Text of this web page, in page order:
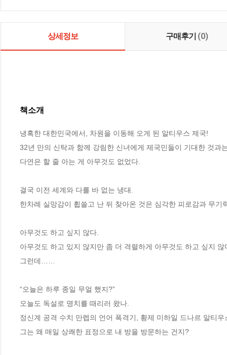
상세정보 구매후기 (0)
책소개
냉혹한 대한민국에서, 차원을 이동해 오게 된 알티우스 제국!
32년 만의 신탁과 함께 강림한 신녀에게 제국민들이 기대한 것과
다연은 할 줄 아는 게 아무것도 없었다.
결국 이전 세계와 다를 바 없는 냉대.
한차례 실망감이 휩쓸고 난 뒤 찾아온 것은 심각한 피로감과 무기
아무것도 하고 싶지 않다.
아무것도 하고 있지 않지만 좀 더 격렬하게 아무것도 하고 싶지 않
그런데……
“오늘은 하루 종일 무얼 했지?”
오늘도 독설로 명치를 때리러 왔나.
정신계 공격 수치 만렙의 언어 폭격기, 황제 미하일 드나르 알티우
그는 왜 매일 상쾌한 표정으로 내 방을 방문하는 건지?